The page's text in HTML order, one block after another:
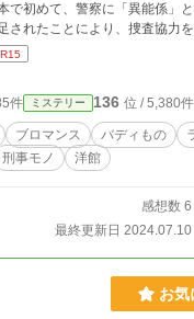
で初めて、警察に「異能係」
されたことにより、捜査協力
同居人であり、自らの信奉者
R15
件 ミステリー 136 位 / 5,380件
ブロマンス バディもの
刑事モノ 洋館
感想数 6
最終更新日 2024.07.10
お気